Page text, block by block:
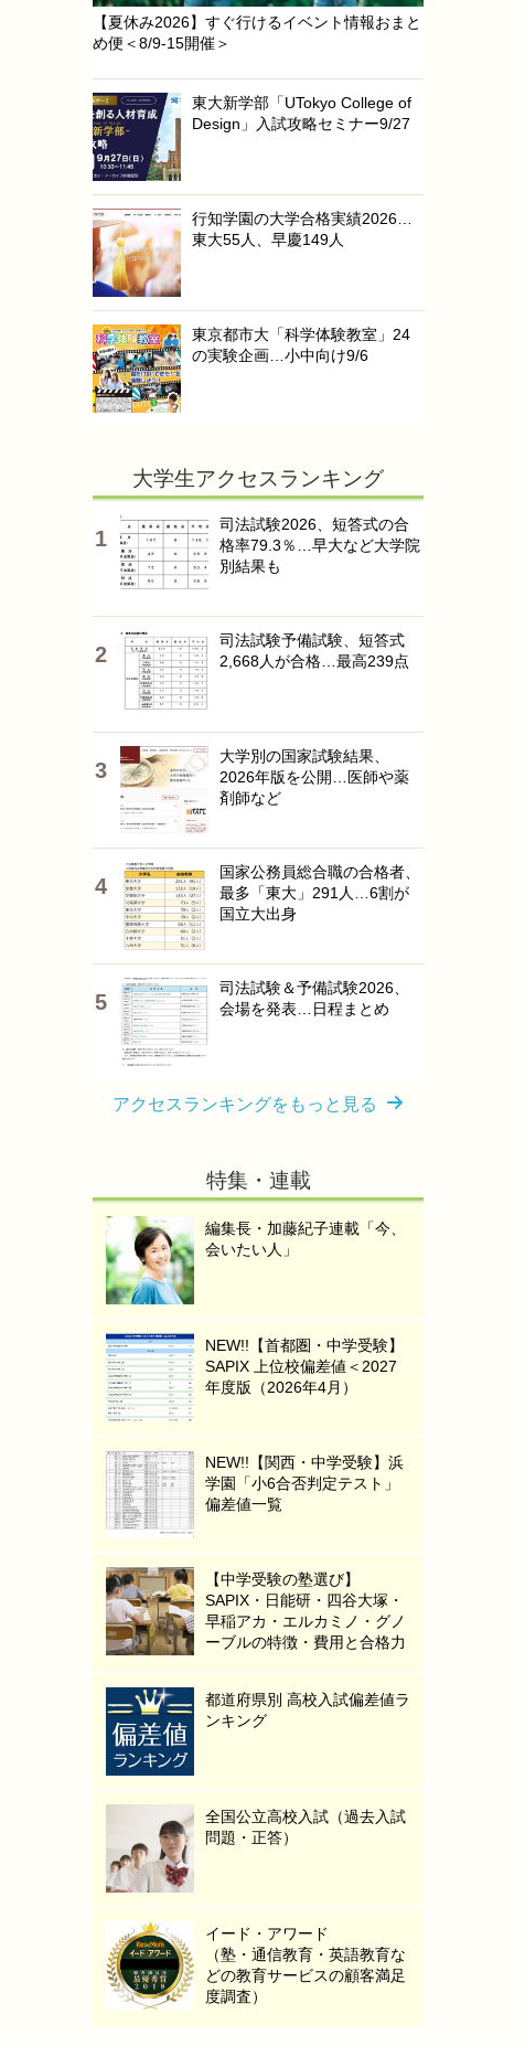
【夏休み2026】すぐ行けるイベント情報おまと
め便＜8/9-15開催＞
東大新学部「UTokyo College of
Design」入試攻略セミナー9/27
行知学園の大学合格実績2026…
東大55人、早慶149人
東京都市大「科学体験教室」24
の実験企画…小中向け9/6
大学生アクセスランキング
司法試験2026、短答式の合
格率79.3％…早大など大学院
別結果も
司法試験予備試験、短答式
2,668人が合格…最高239点
大学別の国家試験結果、
2026年版を公開…医師や薬
剤師など
国家公務員総合職の合格者、
最多「東大」291人…6割が
国立大出身
司法試験＆予備試験2026、
会場を発表…日程まとめ
アクセスランキングをもっと見る
特集・連載
編集長・加藤紀子連載「今、
会いたい人」
NEW!!【首都圏・中学受験】
SAPIX 上位校偏差値＜2027
年度版（2026年4月）
NEW!!【関西・中学受験】浜
学園「小6合否判定テスト」
偏差値一覧
【中学受験の塾選び】
SAPIX・日能研・四谷大塚・
早稲アカ・エルカミノ・グノ
ーブルの特徴・費用と合格力
都道府県別 高校入試偏差値ラ
ンキング
全国公立高校入試（過去入試
問題・正答）
イード・アワード
（塾・通信教育・英語教育な
どの教育サービスの顧客満足
度調査）